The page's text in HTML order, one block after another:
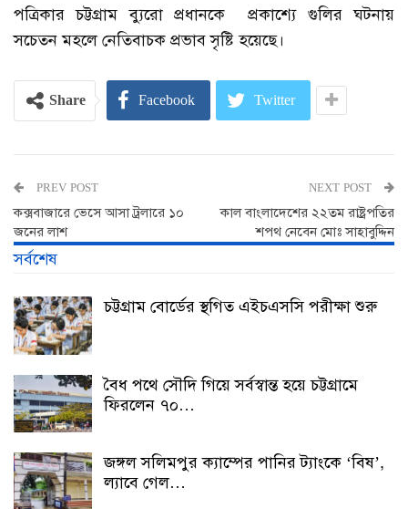
পত্রিকার চট্টগ্রাম ব্যুরো প্রধানকে প্রকাশ্যে গুলির ঘটনায়
সচেতন মহলে নেতিবাচক প্রভাব সৃষ্টি হয়েছে।
Share Facebook Twitter
PREV POST
কক্সবাজারে ভেসে আসা ট্রলারে ১০
জনের লাশ
NEXT POST
কাল বাংলাদেশের ২২তম রাষ্ট্রপতির
শপথ নেবেন মোঃ সাহাবুদ্দিন
সর্বশেষ
চট্টগ্রাম বোর্ডের স্থগিত এইচএসসি পরীক্ষা শুরু
বৈধ পথে সৌদি গিয়ে সর্বস্বান্ত হয়ে চট্টগ্রামে
ফিরলেন ৭০…
জঙ্গল সলিমপুর ক্যাম্পের পানির ট্যাংকে ‘বিষ’,
ল্যাবে গেল…